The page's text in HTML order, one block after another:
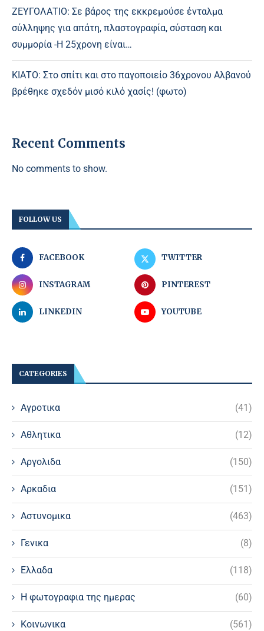
ΖΕΥΓΟΛΑΤΙΟ: Σε βάρος της εκκρεμούσε ένταλμα
σύλληψης για απάτη, πλαστογραφία, σύσταση και
συμμορία -Η 25χρονη είναι…
ΚΙΑΤΟ: Στο σπίτι και στο παγοποιείο 36χρονου Αλβανού
βρέθηκε σχεδόν μισό κιλό χασίς! (φωτο)
Recent Comments
No comments to show.
FOLLOW US
FACEBOOK TWITTER
INSTAGRAM PINTEREST
LINKEDIN YOUTUBE
CATEGORIES
Αγροτικα (41)
Αθλητικα (12)
Αργολιδα (150)
Αρκαδια (151)
Αστυνομικα (463)
Γενικα (8)
Ελλαδα (118)
Η φωτογραφια της ημερας (60)
Κοινωνικα (561)